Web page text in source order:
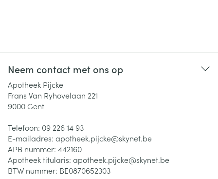
Neem contact met ons op
Apotheek Pijcke
Frans Van Ryhovelaan 221
9000 Gent
Telefoon: 09 226 14 93
E-mailadres: apotheek.pijcke@skynet.be
APB nummer: 442160
Apotheek titularis: apotheek.pijcke@skynet.be
BTW nummer: BE0870652303